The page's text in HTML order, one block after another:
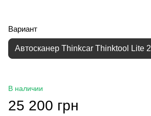
Вариант
Автосканер Thinkcar Thinktool Lite 2
В наличии
25 200 грн